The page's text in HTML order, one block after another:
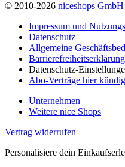
© 2010-2026 niceshops GmbH
Impressum und
Datenschutz
Allgemeine
Barrierefreiheitserklärung
Datenschutz-
Abo-Verträge hier
Unternehmen
Weitere nice Shops
Vertrag widerrufen
Personalisiere dein